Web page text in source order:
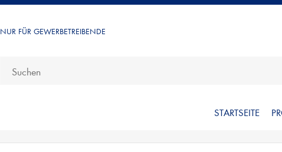
NUR FÜR GEWERBETREIBENDE
STARTSEITE